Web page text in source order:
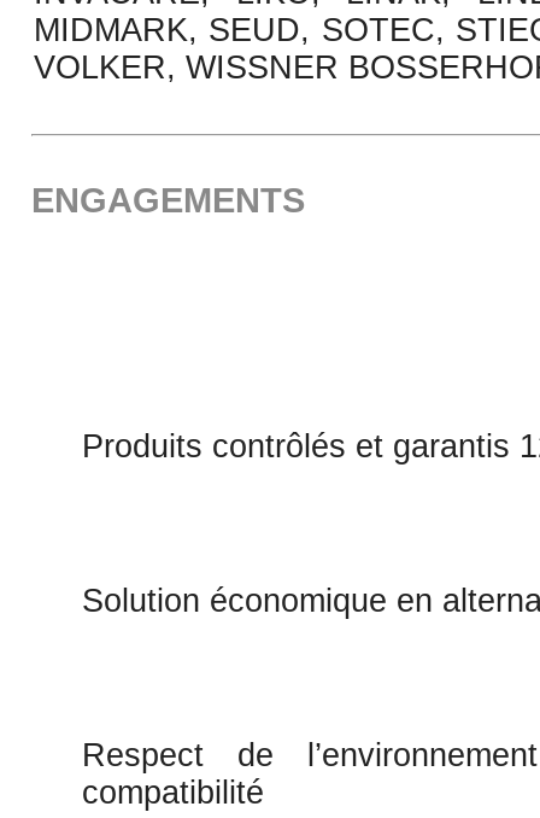
MIDMARK, SEUD, SOTEC,
VOLKER, WISSNER
ENGAGEMENTS
Produits contrôlés et garantis
Solution économique en
Respect de
compatibilité